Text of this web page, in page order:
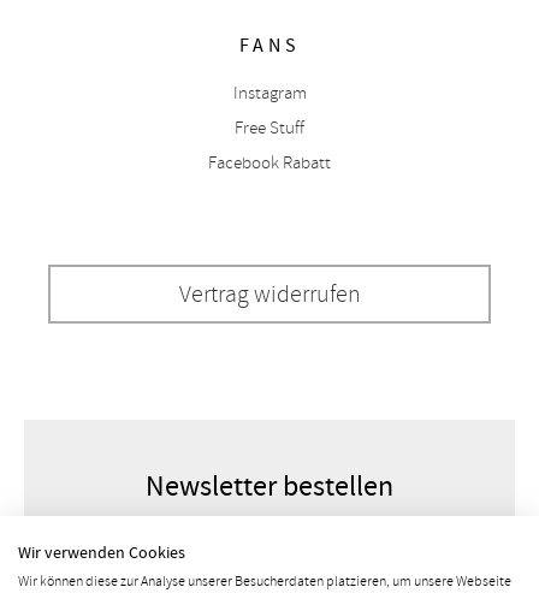
FANS
Instagram
Free Stuff
Facebook Rabatt
Vertrag widerrufen
Newsletter bestellen
Wir verwenden Cookies
Wir können diese zur Analyse unserer Besucherdaten platzieren, um unsere Webseite